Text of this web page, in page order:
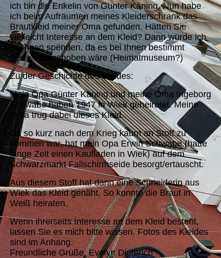
ich bin die Enkelin von Günter Käning. Nun habe
ich beim Aufräumen meines Kleiderschrank das
Brautkleid meiner Oma gefunden. Hätten Sie
vielleicht Interesse an dem Kleid? Dann würde ich
es Ihnen spenden, da es bei Ihnen bestimmt
besser aufgehoben wäre (Heimatmuseum?)
Zu der Geschichte des Kleides:
Mein Opa Günter Käning und meine Oma Ingeborg
Schwabe haben 1947 in Wiek geheiratet. Meine
Oma trug dabei dieses Kleid.
Da so kurz nach dem Krieg kaum an Stoff zu
kommen war, hat mein Opa Erwin Schwabe (hatte
lange Zeit einen Kaufladen in Wiek) auf dem
Schwarzmarkt Fallschirmseide besorgt/ertauscht.
Aus diesem Stoff hat dann eine Schneiderin aus
Wiek das Kleid genäht. So konnte die Braut in
Weiß heiraten.
Wenn ihrerseits Interesse an dem Kleid besteht,
lassen Sie es mich bitte wissen. Fotos des Kleides
sind im Anhang.
Freundliche Grüße, Evelyn Dieterich